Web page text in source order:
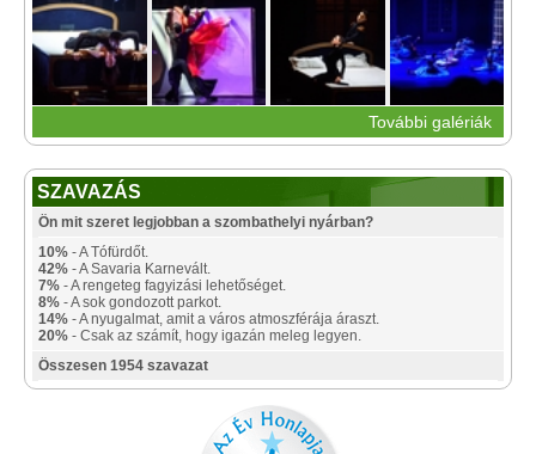
További galériák
SZAVAZÁS
Ön mit szeret legjobban a szombathelyi nyárban?
10% - A Tófürdőt.
42% - A Savaria Karnevált.
7% - A rengeteg fagyizási lehetőséget.
8% - A sok gondozott parkot.
14% - A nyugalmat, amit a város atmoszférája áraszt.
20% - Csak az számít, hogy igazán meleg legyen.
Összesen 1954 szavazat